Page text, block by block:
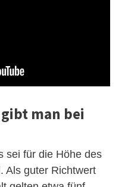
man bei
sei für die Höhe des
Als guter Richtwert